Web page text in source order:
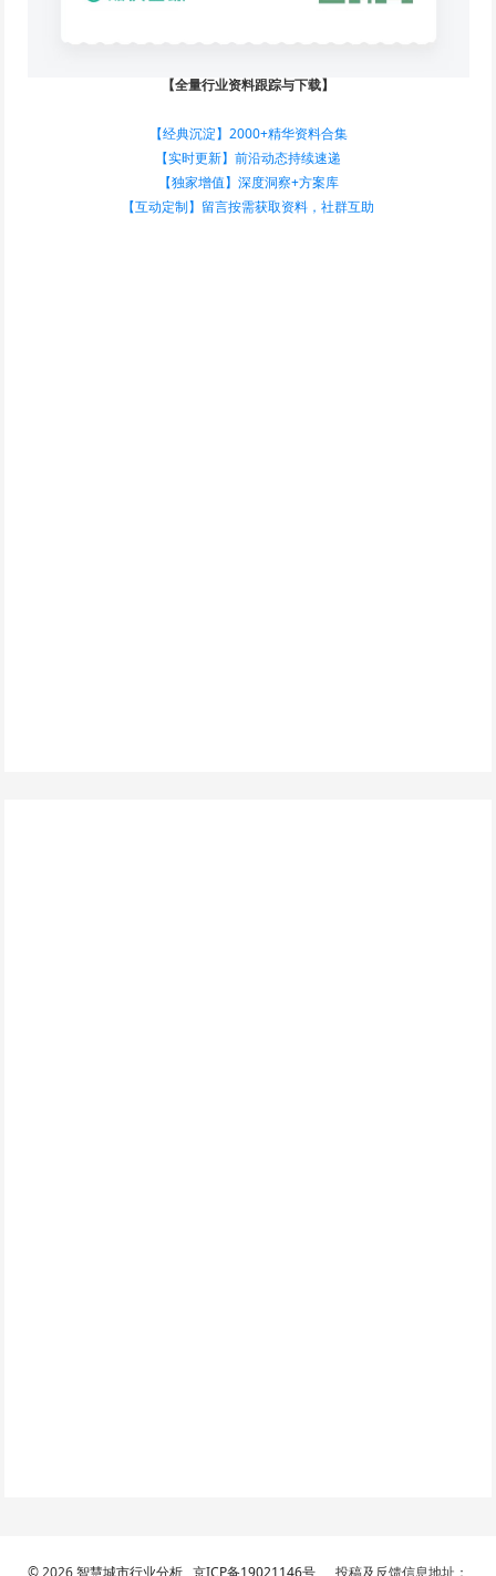
【全量行业资料跟踪与下载】
【经典沉淀】2000+精华资料合集
【实时更新】前沿动态持续速递
【独家增值】深度洞察+方案库
【互动定制】留言按需获取资料，社群互助
© 2026智慧城市行业分析 京ICP备19021146号 投稿及反馈信息地址：